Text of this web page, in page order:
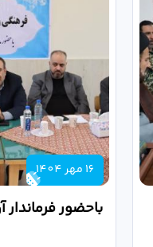
16 مهر 1404
باحضور فرماندار